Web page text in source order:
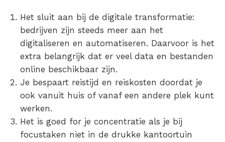
Het sluit aan bij de digitale transformatie:
bedrijven zijn steeds meer aan het
digitaliseren en automatiseren. Daarvoor is het
extra belangrijk dat er veel data en bestanden
online beschikbaar zijn.
Je bespaart reistijd en reiskosten doordat je
ook vanuit huis of vanaf een andere plek kunt
werken.
Het is goed for je concentratie als je bij
focustaken niet in de drukke kantoortuin